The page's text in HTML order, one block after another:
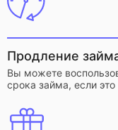
Продление
Вы можете
срока займа, если